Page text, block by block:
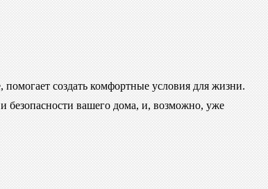
создать комфортные условия для жизни.
безопасности вашего дома, и, возможно, уже